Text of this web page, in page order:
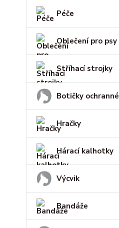
Péče
Oblečení pro psy
Stříhací strojky
Botičky ochranné
Hračky
Hárací kalhotky
Výcvik
Bandáže